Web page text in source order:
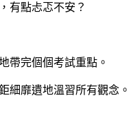
有點忐忑不安？
帶完個個考試重點。
細靡遺地溫習所有觀念。